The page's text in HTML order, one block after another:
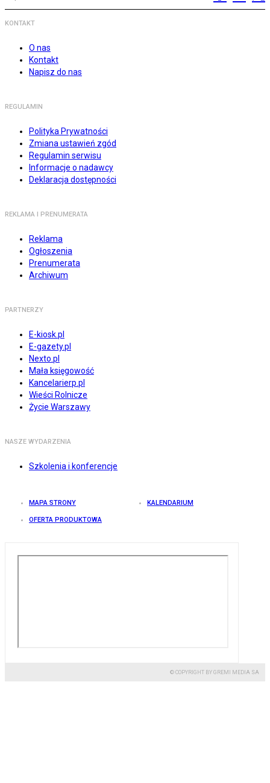
KONTAKT
O nas
Kontakt
Napisz do nas
REGULAMIN
Polityka Prywatności
Zmiana ustawień zgód
Regulamin serwisu
Informacje o nadawcy
Deklaracja dostępności
REKLAMA I PRENUMERATA
Reklama
Ogłoszenia
Prenumerata
Archiwum
PARTNERZY
E-kiosk.pl
E-gazety.pl
Nexto.pl
Mała księgowość
Kancelarierp.pl
Wieści Rolnicze
Życie Warszawy
NASZE WYDARZENIA
Szkolenia i konferencje
MAPA STRONY KALENDARIUM
OFERTA PRODUKTOWA
© COPYRIGHT BY GREMI MEDIA SA